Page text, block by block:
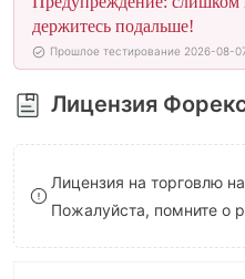
6
7
8
9
4
5
6
7
8
9
8
9
держитесь подальше!
Прошлое тестирование 2026-08-
Лицензия
Лицензия на торговлю
Пожалуйста, помните о